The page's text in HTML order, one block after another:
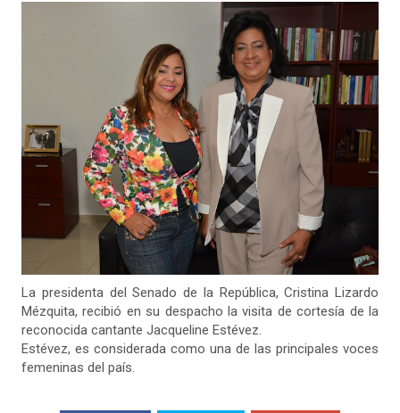
La presidenta del Senado de la República, Cristina Lizardo
Mézquita, recibió en su despacho la visita de cortesía de la
reconocida cantante Jacqueline Estévez.
Estévez, es considerada como una de las principales voces
femeninas del país.